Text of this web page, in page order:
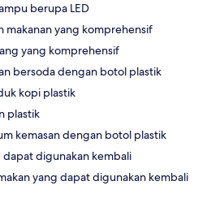
berupa LED
makanan yang komprehensif
yang komprehensif
bersoda dengan botol plastik
kopi plastik
plastik
kemasan dengan botol plastik
dapat digunakan kembali
yang dapat digunakan kembali